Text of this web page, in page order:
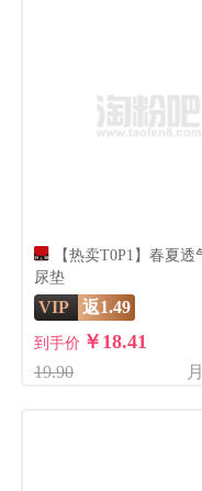
【热卖T0P1】春夏
尿垫
VIP 返1.49
到手价 ￥18.41
19.90